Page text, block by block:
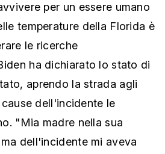
per un essere umano
temperature della Florida è
le ricerche
ha dichiarato lo stato di
aprendo la strada agli
dell'incidente le
"Mia madre nella sua
dell'incidente mi aveva